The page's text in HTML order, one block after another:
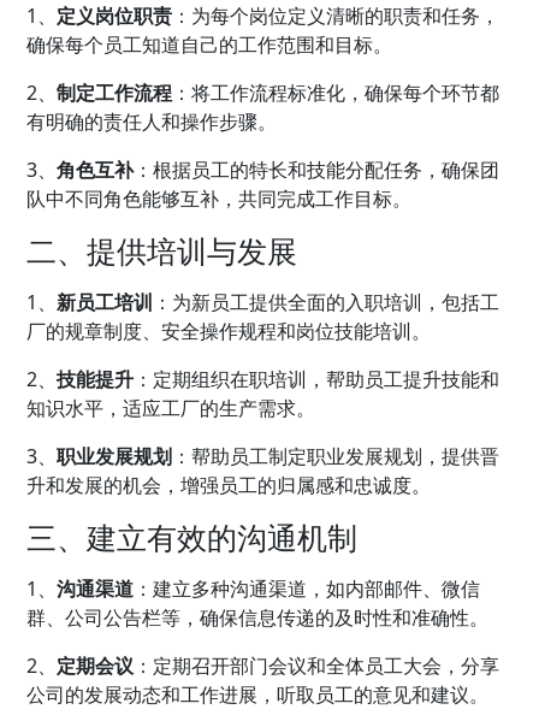
1、 定义岗位职责 ：为每个岗位定义清晰的职责和任务，
确保每个员工知道自己的工作范围和目标。
2、制定工作流程 ：将工作流程标准化，确保每个环节都
有明确的责任人和操作步骤。
3、角色互补：根据员工的特长和技能分配任务，确保团
队中不同角色能够互补，共同完成工作目标。
二、提供培训与发展
1、新员工培训 ：为新员工提供全面的入职培训，包括工
厂的规章制度、安全操作规程和岗位技能培训。
2、技能提升 ：定期组织在职培训，帮助员工提升技能和
知识水平，适应工厂的生产需求。
3、职业发展规划 ：帮助员工制定职业发展规划，提供晋
升和发展的机会，增强员工的归属感和忠诚度。
三、建立有效的沟通机制
1、沟通渠道 ：建立多种沟通渠道，如内部邮件、微信
群、公司公告栏等，确保信息传递的及时性和准确性。
2、 定期会议 ：定期召开部门会议和全体员工大会，分享
公司的发展动态和工作进展，听取员工的意见和建议。